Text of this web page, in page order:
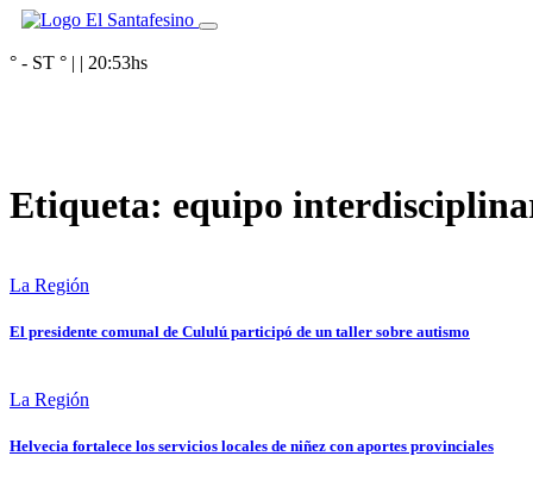
° - ST ° | | 20:53hs
Etiqueta: equipo
La Región
El presidente comunal de Cululú participó de un taller sobre autismo
La Región
Helvecia fortalece los servicios locales de niñez con aportes provinciales